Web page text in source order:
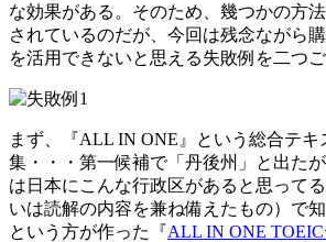
な効果がある。そのため、幾つかの方
されているのだが、今回は残念ながら
を活用できないと思える失敗例を二つご
まず、『ALL IN ONE』という総合テキ
集・・・第一候補で「丹後州」と出た
は日本にこんな行政区があると思って
いは読解の内容を兼ね備えたもの）で
という方が作った『ALL IN ONE